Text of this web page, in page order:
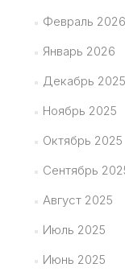
Февраль 2026
Январь 2026
Декабрь 2025
Ноябрь 2025
Октябрь 2025
Сентябрь
Август 2025
Июль 2025
Июнь 2025